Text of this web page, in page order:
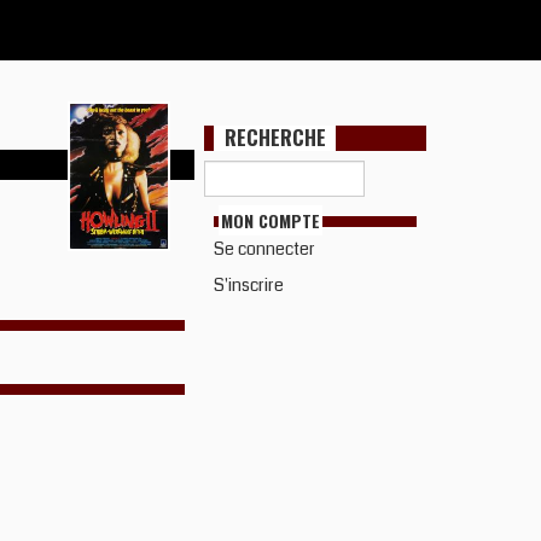
RECHERCHE
MON COMPTE
Se connecter
S'inscrire